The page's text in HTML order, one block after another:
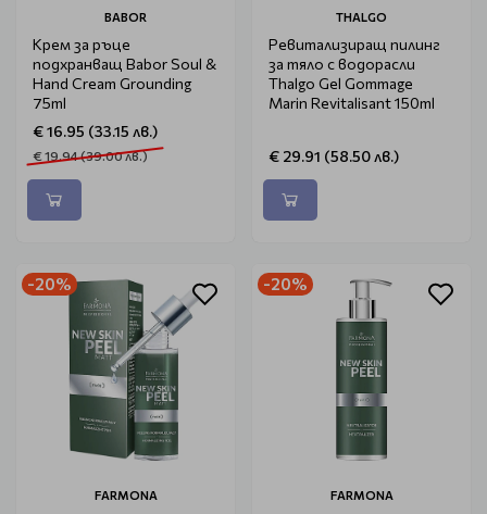
BABOR
Крем за ръце
подхранващ Babor Soul &
Hand Cream Grounding
75ml
€ 16.95 (33.15 лв.)
€ 19.94 (39.00 лв.)
THALGO
Ревитализиращ пилинг
за тяло с водорасли
Thalgo Gel Gommage
Marin Revitalisant 150ml
€ 29.91 (58.50 лв.)
-20%
FARMONA
-20%
FARMONA